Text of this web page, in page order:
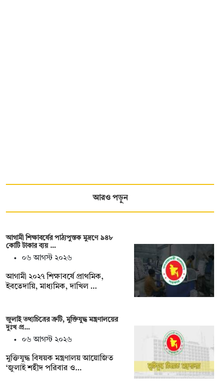
আরও পড়ুন
আগামী শিক্ষাবর্ষের পাঠ্যপুস্তক মুদ্রণে ৯৪৮
কোটি টাকার ব্যয় …
০৬ আগস্ট ২০২৬
আগামী ২০২৭ শিক্ষাবর্ষে প্রাথমিক,
ইবতেদায়ি, মাধ্যমিক, দাখিল …
জুলাই তথ্যচিত্রের ত্রুটি, মুক্তিযুদ্ধ মন্ত্রণালয়ের
দুঃখ প্র…
০৬ আগস্ট ২০২৬
মুক্তিযুদ্ধ বিষয়ক মন্ত্রণালয় আয়োজিত
‘জুলাই শহীদ পরিবার ও…